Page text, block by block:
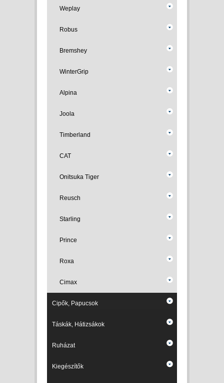
Weplay
Robus
Bremshey
WinterGrip
Alpina
Joola
Timberland
CAT
Onitsuka Tiger
Reusch
Starling
Prince
Roxa
Cimax
Cipők, Papucsok
Táskák, Hátizsákok
Ruházat
Kiegészítők